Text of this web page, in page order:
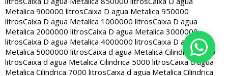
Metalica 900000 litrosCaixa D agua Metalica 950000
litrosCaixa D agua Metalica 1000000 litrosCaixa D agua
Metalica 2000000 litrosCaixa D agua Metalica 3000000
litrosCaixa D agua Metalica 4000000 litrosCaixa D agua
Metalica 5000000 litrosCaixa d agua Metalica Cilindrica 2000
litrosCaixa d agua Metalica Cilindrica 5000 litrosCaixa d agua
Metalica Cilindrica 7000 litrosCaixa d agua Metalica Cilindrica